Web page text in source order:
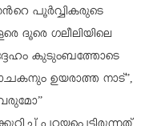
പൂര്‍വ്വികരുടെ
ദൂരെ ഗലീലിയിലെ
കുടുംബത്തോടെ
ഉയരാത്ത നാട്”,
വരുമോ”